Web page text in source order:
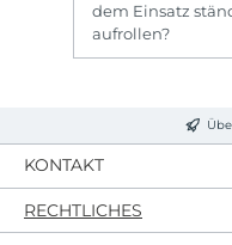
dem Einsatz
aufrollen?
KONTAKT
RECHTLICHES